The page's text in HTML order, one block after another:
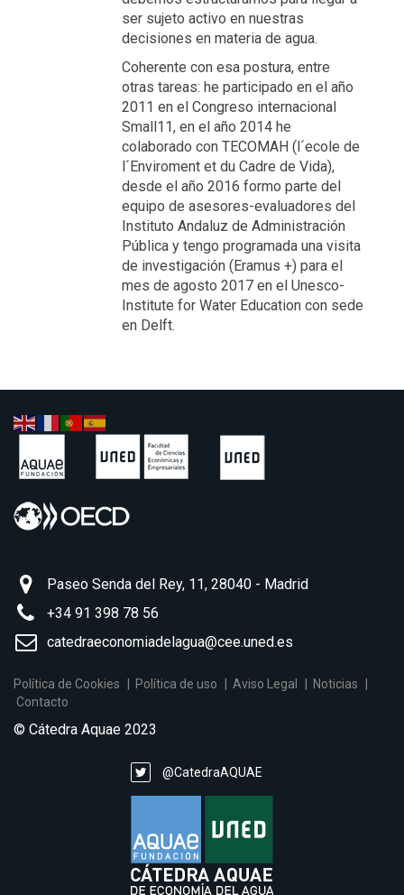
ser sujeto activo en nuestras
decisiones en materia de agua.
Coherente con esa postura, entre
otras tareas: he participado en el año
2011 en el Congreso internacional
Small11, en el año 2014 he
colaborado con TECOMAH (l´ecole de
l´Enviroment et du Cadre de Vida),
desde el año 2016 formo parte del
equipo de asesores-evaluadores del
Instituto Andaluz de Administración
Pública y tengo programada una visita
de investigación (Eramus +) para el
mes de agosto 2017 en el Unesco-
Institute for Water Education con sede
en Delft.
Paseo Senda del Rey, 11, 28040 - Madrid
+34 91 398 78 56
catedraeconomiadelagua@cee.uned.es
Política de Cookies Política de uso Aviso Legal
Noticias
Contacto
© Cátedra Aquae 2023
@CatedraAQUAE